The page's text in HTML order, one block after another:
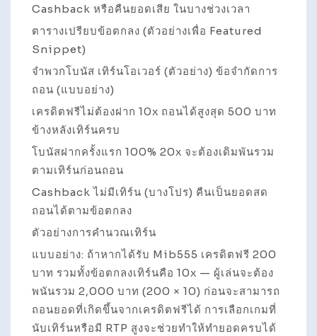
Cashback หรือคืนยอดเสีย ในบางช่วงเวลา
ตารางเปรียบข้อตกลง (ตัวอย่างเพื่อ Featured
Snippet)
จำพวกโบนัส เทิร์นโอเวอร์ (ตัวอย่าง) ข้อจำกัดการ
ถอน (แบบอย่าง)
เครดิตฟรีไม่ต้องฝาก 10x ถอนได้สูงสุด 500 บาท
ข้างหลังเทิร์นครบ
โบนัสฝากครั้งแรก 100% 20x จะต้องเดิมพันรวม
ตามเทิร์นก่อนถอน
Cashback ไม่มีเทิร์น (บางโปร) คืนเป็นยอดสด
ถอนได้ตามข้อตกลง
ตัวอย่างการคำนวณเทิร์น
แบบอย่าง: ถ้าหากได้รับ Mib555 เครดิตฟรี 200
บาท รวมทั้งข้อตกลงเทิร์นคือ 10x — ผู้เล่นจะต้อง
พนันรวม 2,000 บาท (200 × 10) ก่อนจะสามารถ
ถอนยอดที่เกิดขึ้นจากเครดิตฟรีได้ การเลือกเกมที่
นับเทิร์นหรือมี RTP สูงจะช่วยทำให้ทำยอดครบได้